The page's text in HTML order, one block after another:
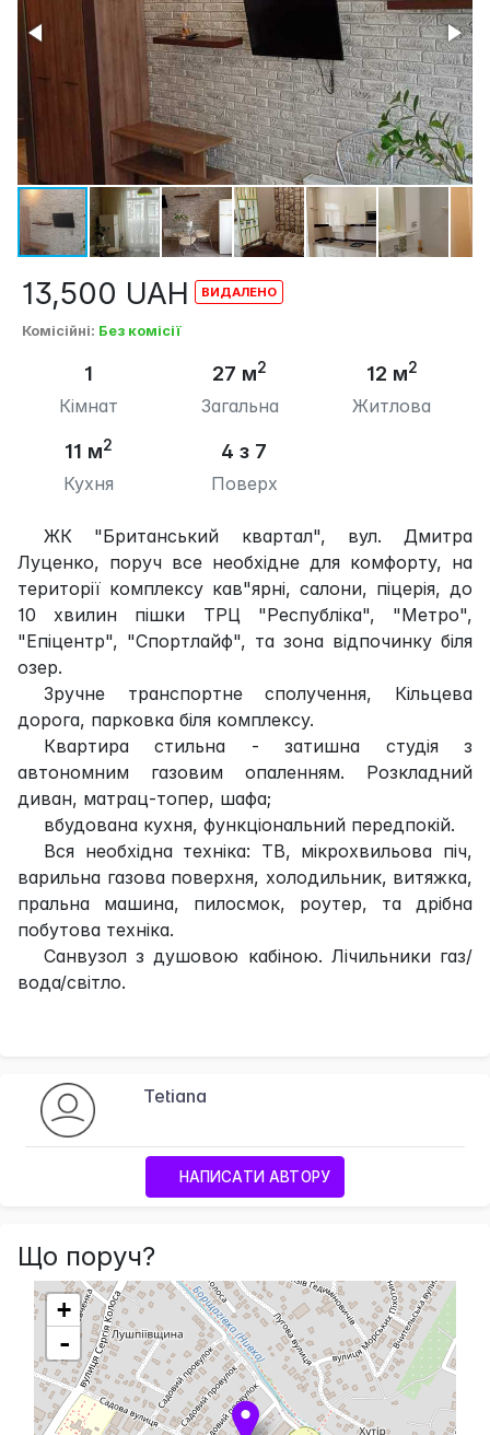
13,500 UAH
Комісійні: Без комісії
1
Кімнат
27 м2
Загальна
12 м2
Житлова
11 м2
Кухня
4 з 7
Поверх
ЖК "Британський квартал", вул. Дмитра
Луценко, поруч все необхідне для комфорту, на
території комплексу кав"ярні, салони, піцерія, до
10 хвилин пішки ТРЦ "Республіка", "Метро",
"Епіцентр", "Спортлайф", та зона відпочинку біля
озер.
Зручне транспортне сполучення, Кільцева
дорога, парковка біля комплексу.
Квартира стильна - затишна студія з
автономним газовим опаленням. Розкладний
диван, матрац-топер, шафа;
вбудована кухня, функціональний передпокій.
Вся необхідна техніка: ТВ, мікрохвильова піч,
варильна газова поверхня, холодильник, витяжка,
пральна машина, пилосмок, роутер, та дрібна
побутова техніка.
Санвузол з душовою кабіною. Лічильники газ/
вода/світло.
Tetiana
НАПИСАТИ АВТОРУ
Що поруч?
+
-